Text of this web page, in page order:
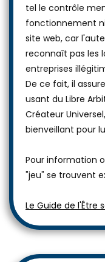
tel le contrôle
fonctionnement
site web, car
reconnaît pas les
entreprises
De ce fait, il
usant du Libre
Créateur
bienveillant pour
Pour information
"jeu" se trouvent
Le Guide de l'Être